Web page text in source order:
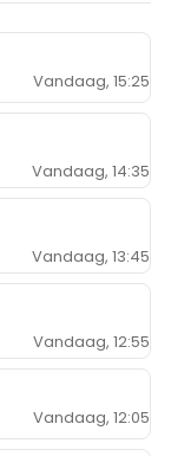
Vandaag, 15:25
Vandaag, 14:35
Vandaag, 13:45
Vandaag, 12:55
Vandaag, 12:05